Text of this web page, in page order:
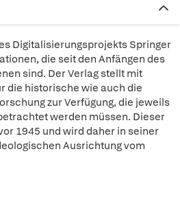
Digitalisierungsprojekts Springer
die seit den Anfängen des
sind. Der Verlag stellt mit
die historische wie auch die
zur Verfügung, die jeweils
werden müssen. Dieser
1945 und wird daher in seiner
Ausrichtung vom